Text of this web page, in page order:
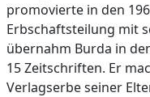
promovierte in den
Erbschaftsteilung mit
übernahm Burda in
15 Zeitschriften. Er
Verlagserbe seiner